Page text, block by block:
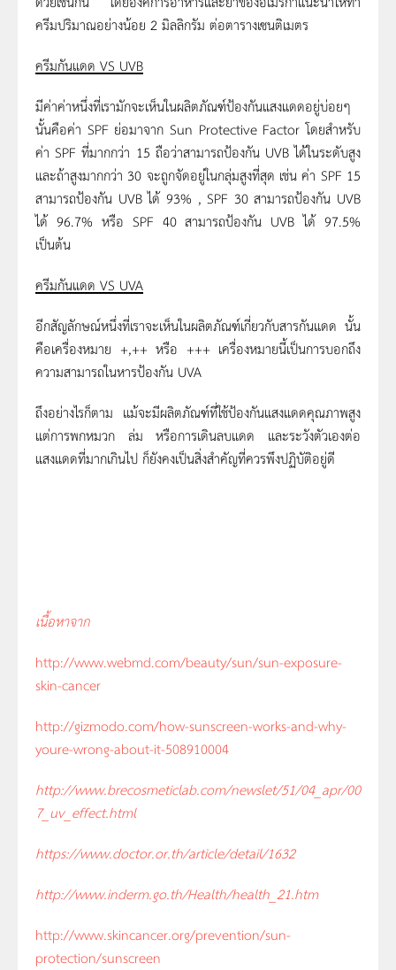
ครีมปริมาณอย่างน้อย 2 มิลลิกรัม ต่อตารางเซนติเมตร
ครีมกันแดด VS UVB
มีค่าค่าหนึ่งที่เรามักจะเห็นในผลิตภัณฑ์ป้องกันแสงแดดอยู่บ่อยๆ
นั้นคือค่า SPF ย่อมาจาก Sun Protective Factor โดยสำหรับ
ค่า SPF ที่มากกว่า 15 ถือว่าสามารถป้องกัน UVB ได้ในระดับสูง
และถ้าสูงมากกว่า 30 จะถูกจัดอยู่ในกลุ่มสูงที่สุด เช่น ค่า SPF 15
สามารถป้องกัน UVB ได้ 93% , SPF 30 สามารถป้องกัน UVB
ได้ 96.7% หรือ SPF 40 สามารถป้องกัน UVB ได้ 97.5%
เป็นต้น
ครีมกันแดด VS UVA
อีกสัญลักษณ์หนึ่งที่เราจะเห็นในผลิตภัณฑ์เกี่ยวกับสารกันแดด นั้น
คือเครื่องหมาย +,++ หรือ +++ เครื่องหมายนี้เป็นการบอกถึง
ความสามารถในหารป้องกัน UVA
ถึงอย่างไรก็ตาม แม้จะมีผลิตภัณฑ์ที่ใช้ป้องกันแสงแดดคุณภาพสูง
แต่การพกหมวก ล่ม หรือการเดินลบแดด และระวังตัวเองต่อ
แสงแดดที่มากเกินไป ก็ยังคงเป็นสิ่งสำคัญที่ควรพึงปฏิบัติอยู่ดี
เนื้อหาจาก
http://www.webmd.com/beauty/sun/sun-exposure-
skin-cancer
http://gizmodo.com/how-sunscreen-works-and-why-
youre-wrong-about-it-508910004
http://www.brecosmeticlab.com/newslet/51/04_apr/00
7_uv_effect.html
https://www.doctor.or.th/article/detail/1632
http://www.inderm.go.th/Health/health_ 21.htm
http://www.skincancer.org/prevention/sun-
protection/sunscreen